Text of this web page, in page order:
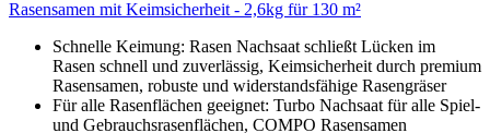
Rasensamen mit Keimsicherheit - 2,6kg für 130 m²
Schnelle Keimung: Rasen Nachsaat schließt Lücken im
Rasen schnell und zuverlässig, Keimsicherheit durch premium
Rasensamen, robuste und widerstandsfähige Rasengräser
Für alle Rasenflächen geeignet: Turbo Nachsaat für alle Spiel-
und Gebrauchsrasenflächen, COMPO Rasensamen